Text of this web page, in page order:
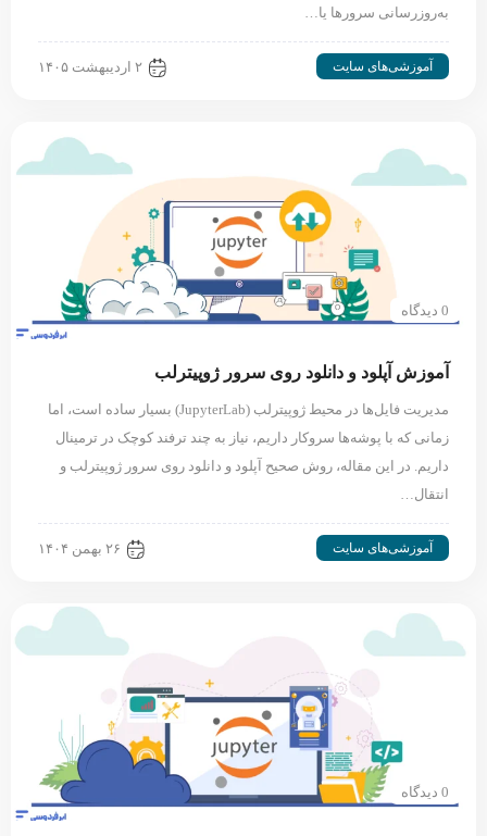
به‌روزرسانی سرورها یا…
آموزشی‌های سایت ۲ اردیبهشت ۱۴۰۵
0 دیدگاه
آموزش آپلود و دانلود روی سرور ژوپیترلب
مدیریت فایل‌ها در محیط ژوپیترلب (JupyterLab) بسیار ساده است، اما
زمانی که با پوشه‌ها سروکار داریم، نیاز به چند ترفند کوچک در ترمینال
داریم. در این مقاله، روش صحیح آپلود و دانلود روی سرور ژوپیترلب و
انتقال…
آموزشی‌های سایت ۲۶ بهمن ۱۴۰۴
0 دیدگاه